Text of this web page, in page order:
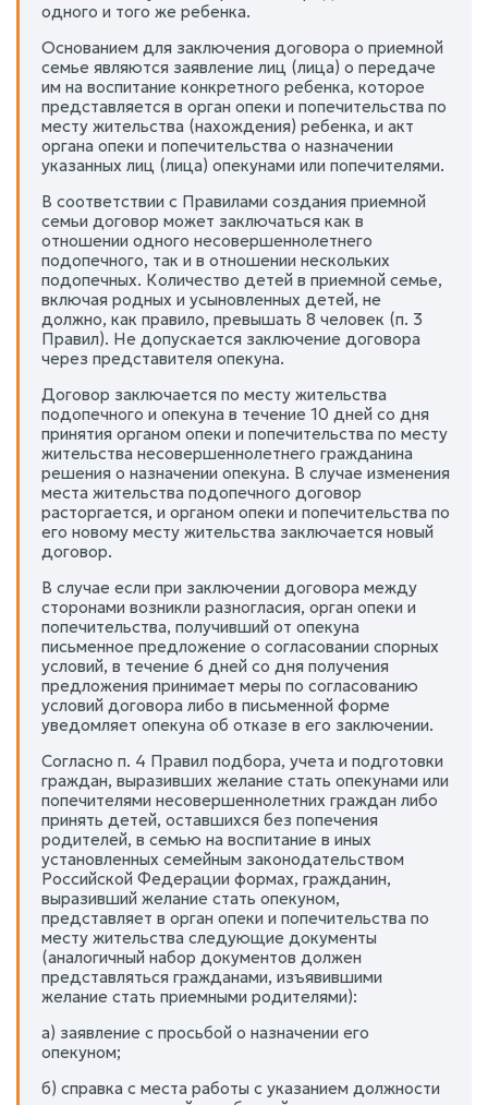
одного и того же ребенка.
Основанием для заключения договора о приемной
семье являются заявление лиц (лица) о передаче
им на воспитание конкретного ребенка, которое
представляется в орган опеки и попечительства по
месту жительства (нахождения) ребенка, и акт
органа опеки и попечительства о назначении
указанных лиц (лица) опекунами или попечителями.
В соответствии с Правилами создания приемной
семьи договор может заключаться как в
отношении одного несовершеннолетнего
подопечного, так и в отношении нескольких
подопечных. Количество детей в приемной семье,
включая родных и усыновленных детей, не
должно, как правило, превышать 8 человек (п. 3
Правил). Не допускается заключение договора
через представителя опекуна.
Договор заключается по месту жительства
подопечного и опекуна в течение 10 дней со дня
принятия органом опеки и попечительства по месту
жительства несовершеннолетнего гражданина
решения о назначении опекуна. В случае изменения
места жительства подопечного договор
расторгается, и органом опеки и попечительства по
его новому месту жительства заключается новый
договор.
В случае если при заключении договора между
сторонами возникли разногласия, орган опеки и
попечительства, получивший от опекуна
письменное предложение о согласовании спорных
условий, в течение 6 дней со дня получения
предложения принимает меры по согласованию
условий договора либо в письменной форме
уведомляет опекуна об отказе в его заключении.
Согласно п. 4 Правил подбора, учета и подготовки
граждан, выразивших желание стать опекунами или
попечителями несовершеннолетних граждан либо
принять детей, оставшихся без попечения
родителей, в семью на воспитание в иных
установленных семейным законодательством
Российской Федерации формах, гражданин,
выразивший желание стать опекуном,
представляет в орган опеки и попечительства по
месту жительства следующие документы
(аналогичный набор документов должен
представляться гражданами, изъявившими
желание стать приемными родителями):
а) заявление с просьбой о назначении его
опекуном;
б) справка с места работы с указанием должности